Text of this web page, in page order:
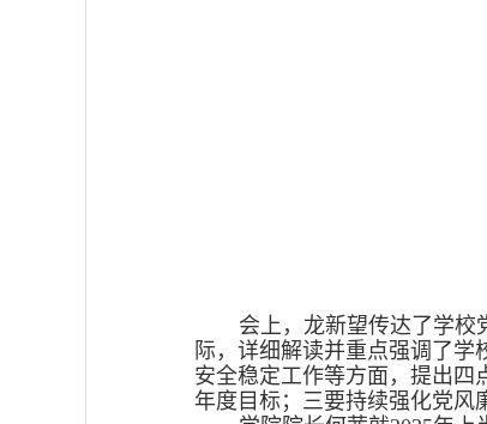
会上，龙新望传达了学校
际，详细解读并重点强调了
安全稳定工作等方面，提出四
年度目标；三要持续强化党风